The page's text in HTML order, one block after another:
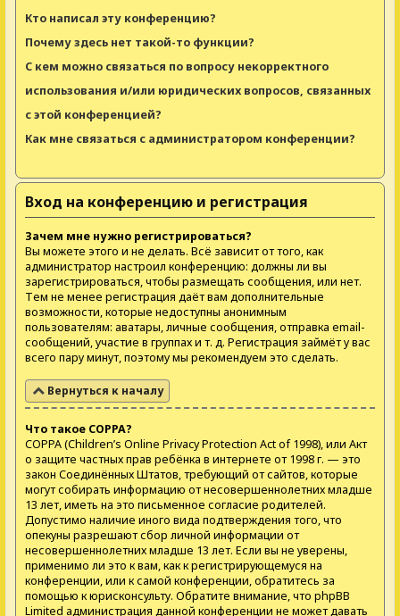
Кто написал эту конференцию?
Почему здесь нет такой-то функции?
С кем можно связаться по вопросу некорректного
использования и/или юридических вопросов, связанных
с этой конференцией?
Как мне связаться с администратором конференции?
Вход на конференцию и регистрация
Зачем мне нужно регистрироваться?
Вы можете этого и не делать. Всё зависит от того, как
администратор настроил конференцию: должны ли вы
зарегистрироваться, чтобы размещать сообщения, или нет.
Тем не менее регистрация даёт вам дополнительные
возможности, которые недоступны анонимным
пользователям: аватары, личные сообщения, отправка email-
сообщений, участие в группах и т. д. Регистрация займёт у вас
всего пару минут, поэтому мы рекомендуем это сделать.
Вернуться к началу
Что такое COPPA?
COPPA (Children’s Online Privacy Protection Act of 1998), или Акт
о защите частных прав ребёнка в интернете от 1998 г. — это
закон Соединённых Штатов, требующий от сайтов, которые
могут собирать информацию от несовершеннолетних младше
13 лет, иметь на это письменное согласие родителей.
Допустимо наличие иного вида подтверждения того, что
опекуны разрешают сбор личной информации от
несовершеннолетних младше 13 лет. Если вы не уверены,
применимо ли это к вам, как к регистрирующемуся на
конференции, или к самой конференции, обратитесь за
помощью к юрисконсульту. Обратите внимание, что phpBB
Limited администрация данной конференции не может давать